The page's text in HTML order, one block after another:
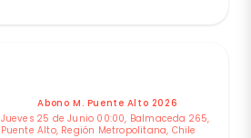
Abono M. Puente Alto 2026
Jueves 25 de Junio 00:00, Balmaceda 265,
Puente Alto, Región Metropolitana, Chile